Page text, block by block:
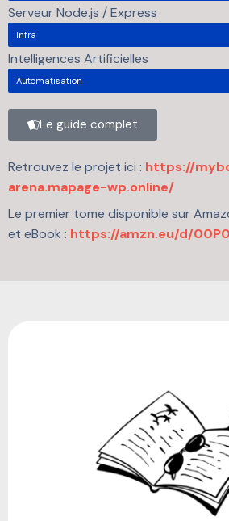
Serveur Node.js / Express
Infra
Intelligences Artificielles
Automatisation
Le guide complet
Retrouvez le projet ici : https://
arena.mapage-wp.online/
Le premier tome disponible sur
et eBook : https://amzn.eu/d/